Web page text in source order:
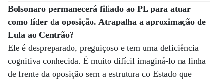
Bolsonaro permanecerá filiado ao PL para atuar
como líder da oposição. Atrapalha a aproximação de
Lula ao Centrão?
Ele é despreparado, preguiçoso e tem uma deficiência
cognitiva conhecida. É muito difícil imaginá-lo na linha
de frente da oposição sem a estrutura do Estado que